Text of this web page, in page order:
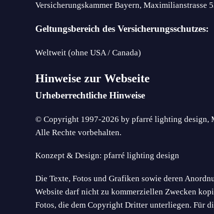
Versicherungskammer Bayern, Maximilianstrasse
Geltungsbereich des Versicherungsschutzes:
Weltweit (ohne USA / Canada)
Hinweise zur Webseite
Urheberrechtliche Hinweise
© Copyright 1997-2026 by pfarré lighting design,
Alle Rechte vorbehalten.
Konzept & Design: pfarré lighting design
Die Texte, Fotos und Grafiken sowie deren
Website darf nicht zu kommerziellen Zwecken
Fotos, die dem Copyright Dritter unterliegen. Für